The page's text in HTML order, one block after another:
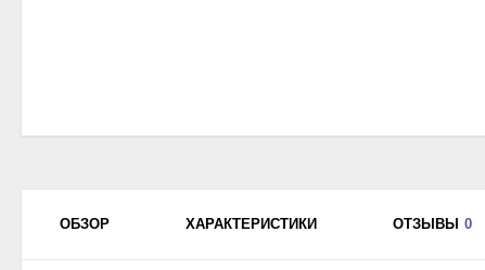
ОБЗОР ХАРАКТЕРИСТИКИ ОТЗЫВЫ 0